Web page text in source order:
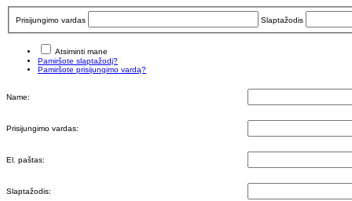
Prisijungimo vardas Slaptažodis
Atsiminti mane
Pamiršote slaptažodį?
Pamiršote prisijungimo vardą?
Name:
Prisijungimo vardas:
El. paštas:
Slaptažodis: